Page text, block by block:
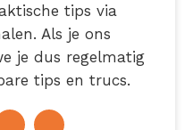
tips via
Als je ons
je dus regelmatig
tips en trucs.